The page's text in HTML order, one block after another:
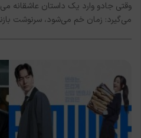
وقتی جادو وارد یک داستان عاشقانه
می‌گیرد: زمان خم می‌شود، سرنوشت